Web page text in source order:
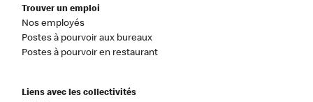
Trouver un emploi
Nos employés
Postes à pourvoir aux bureaux
Postes à pourvoir en restaurant
Liens avec les collectivités